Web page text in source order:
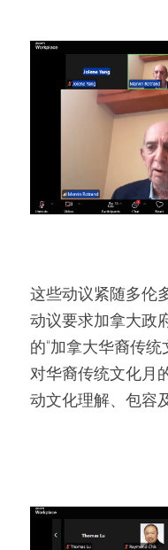
这些动议紧随多伦
动议要求加拿大政
的“加拿大华裔传
对华裔传统文化月
动文化理解、包容